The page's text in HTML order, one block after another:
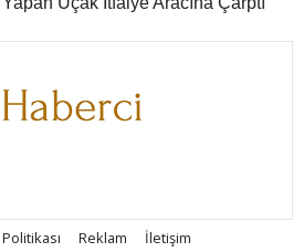
Reklam
İletişim